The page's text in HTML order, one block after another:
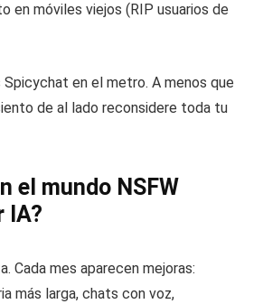
en móviles viejos (RIP usuarios de
Spicychat en el metro. A menos que
de al lado reconsidere toda tu
el mundo NSFW
IA?
Cada mes aparecen mejoras:
más larga, chats con voz,